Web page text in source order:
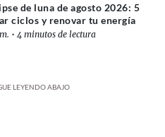
de luna de agosto 2026: 5
ciclos y renovar tu energía
• 4 minutos de lectura
LEYENDO ABAJO